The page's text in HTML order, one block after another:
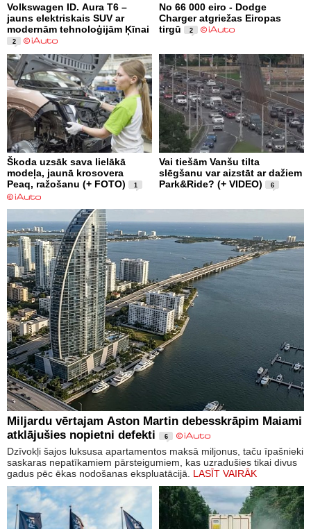
Volkswagen ID. Aura T6 –
jauns elektriskais SUV ar
modernām tehnoloģijām Ķīnai
2
No 66 000 eiro - Dodge
Charger atgriežas Eiropas
tirgū
2
Škoda uzsāk sava lielākā
modeļa, jaunā krosovera
Peaq, ražošanu (+ FOTO)
1
Vai tiešām Vanšu tilta
slēgšanu var aizstāt ar dažiem
Park&Ride? (+ VIDEO)
6
Miljardu vērtajam Aston Martin debesskrāpim Maiami
atklājušies nopietni defekti
6
Dzīvokļi šajos luksusa apartamentos maksā miljonus, taču īpašnieki
saskaras nepatīkamiem pārsteigumiem, kas uzradušies tikai divus
gadus pēc ēkas nodošanas ekspluatācijā. LASĪT VAIRĀK